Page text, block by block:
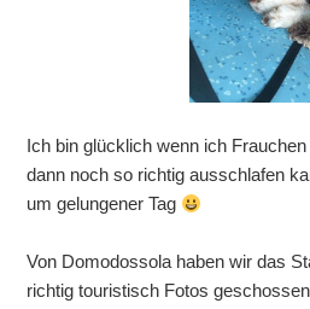
Ich bin glücklich wenn ich
dann noch so richtig ausschlafen
um gelungener Tag
Von Domodossola haben wir das
richtig touristisch Fotos